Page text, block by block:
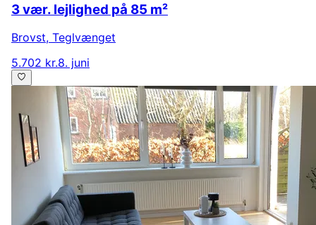
3 vær. lejlighed på 85 m²
Brovst, Teglvænget
5.702 kr.8. juni